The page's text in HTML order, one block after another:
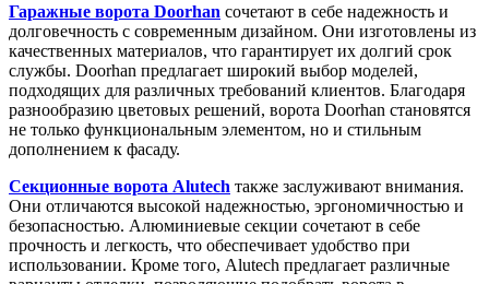
Гаражные ворота Doorhan сочетают в себе надежность и
долговечность с современным дизайном. Они изготовлены из
качественных материалов, что гарантирует их долгий срок
службы. Doorhan предлагает широкий выбор моделей,
подходящих для различных требований клиентов. Благодаря
разнообразию цветовых решений, ворота Doorhan становятся
не только функциональным элементом, но и стильным
дополнением к фасаду.
Секционные ворота Alutech также заслуживают внимания.
Они отличаются высокой надежностью, эргономичностью и
безопасностью. Алюминиевые секции сочетают в себе
прочность и легкость, что обеспечивает удобство при
использовании. Кроме того, Alutech предлагает различные